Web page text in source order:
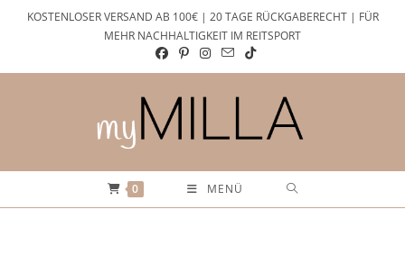
KOSTENLOSER VERSAND AB 100€ | 20 TAGE RÜCKGABERECHT | FÜR
MEHR NACHHALTIGKEIT IM REITSPORT
0 MENÜ